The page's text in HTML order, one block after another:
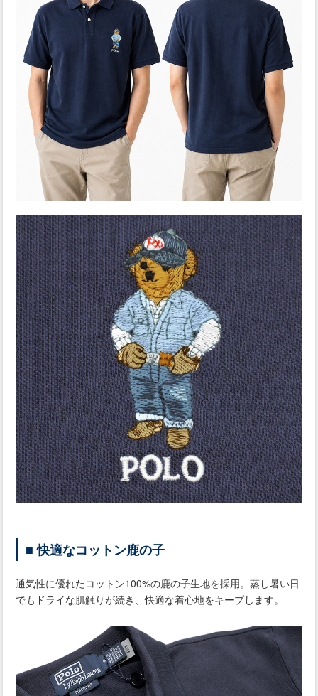
■ 快適なコットン鹿の子
通気性に優れたコットン100%の鹿の子生地を採用。蒸し暑い日
でもドライな肌触りが続き、快適な着心地をキープします。